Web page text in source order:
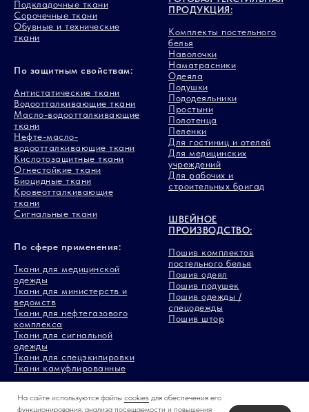
Подкладочные ткани
Сорочечные ткани
Обувные и технические
ткани
По защитным свойствам:
Антистатические ткани
Водоотталкивающие ткани
Масло-водоотталкивающие
ткани
Нефте-масло-
водоотталкивающие ткани
Кислотозащитные ткани
Огнестойкие ткани
Биоцидные ткани
Кровеотталкивающие
ткани
Сигнальные ткани
По сфере применения:
Ткани для медицинской
одежды
Ткани для министерств и
ведомств
Ткани для нефтегазового
комплекса
Ткани для сигнальной
одежды
Ткани для спецэкипировки
Ткани камуфлированные
ПРОДУКЦИЯ:
Комплекты постельного
белья
Наволочки
Наматрасники
Одеяла
Подушки
Пододеяльники
Простыни
Полотенца
Пеленки
Для гостиниц и отелей
Для медицинских
учреждений
Для рабочих и
строительных бригад
ШВЕЙНОЕ
ПРОИЗВОДСТВО:
Пошив комплектов
постельного белья
Пошив одеял
Пошив подушек
Пошив одежды /
спецодежды
Пошив штор
На сайте используются файлы cookies для обеспечения его
функционирования, анализа посещаемости и повышения